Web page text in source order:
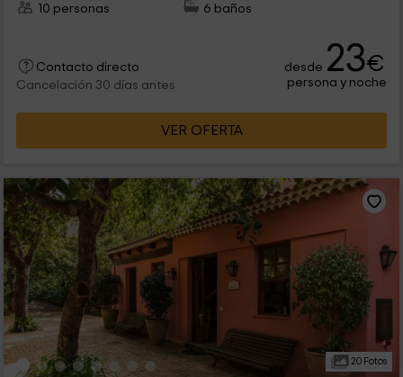
10 personas
6 baños
Contacto directo
Cancelación 30 días antes
desde 23€
persona y noche
VER OFERTA
20 Fotos